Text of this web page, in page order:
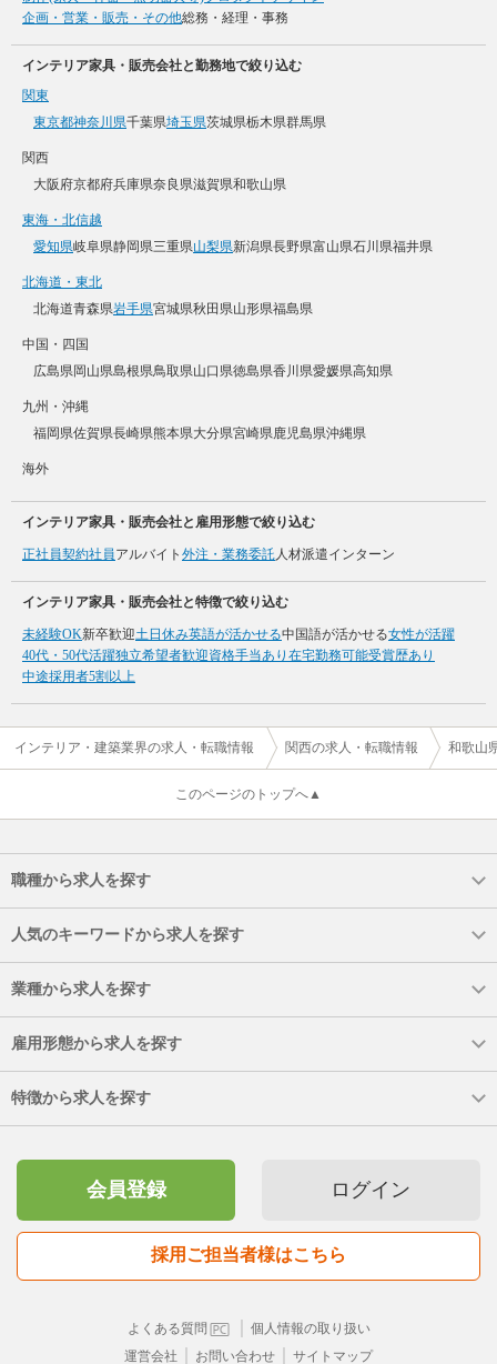
企画・営業・販売・その他総務・経理・事務
インテリア家具・販売会社と勤務地で絞り込む
関東
東京都神奈川県千葉県埼玉県茨城県栃木県群馬県
関西
大阪府京都府兵庫県奈良県滋賀県和歌山県
東海・北信越
愛知県岐阜県静岡県三重県山梨県新潟県長野県富山県石川県福井県
北海道・東北
北海道青森県岩手県宮城県秋田県山形県福島県
中国・四国
広島県岡山県島根県鳥取県山口県徳島県香川県愛媛県高知県
九州・沖縄
福岡県佐賀県長崎県熊本県大分県宮崎県鹿児島県沖縄県
海外
インテリア家具・販売会社と雇用形態で絞り込む
正社員契約社員アルバイト 外注・業務委託人材派遣インターン
インテリア家具・販売会社と特徴で絞り込む
未経験OK新卒歓迎土日休み英語が活かせる中国語が活かせる女性が活躍
40代・50代活躍独立希望者歓迎資格手当あり 在宅勤務可能受賞歴あり
中途採用者5割以上
インテリア・建築業界の求人・転職情報 関西の求人・転職情報 和歌山
このページのトップへ▲
職種から求人を探す
人気のキーワードから求人を探す
業種から求人を探す
雇用形態から求人を探す
特徴から求人を探す
会員登録 ログイン
採用ご担当者様はこちら
よくある質問
個人情報の取り扱い
運営会社
お問い合わせ サイトマップ